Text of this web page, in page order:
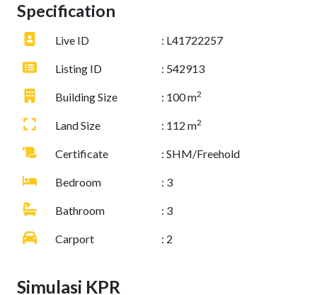
Specification
Live ID : L41722257
Listing ID : 542913
Building Size : 100 m2
Land Size : 112 m2
Certificate : SHM/Freehold
Bedroom : 3
Bathroom : 3
Carport : 2
Simulasi KPR